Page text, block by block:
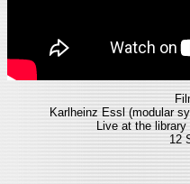
Karlheinz Essl (modular
Live at the
12